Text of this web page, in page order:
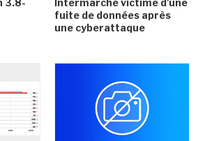
fuite de données après
une cyberattaque